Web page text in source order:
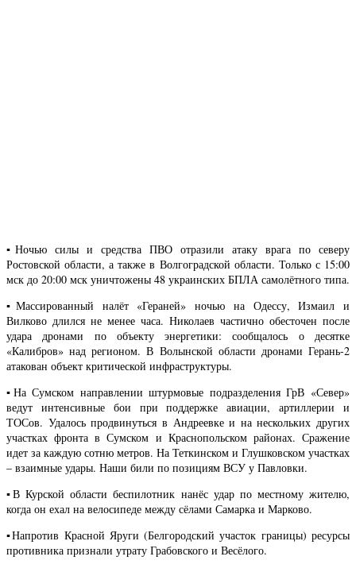
▪️Ночью силы и средства ПВО отразили атаку врага по северу
Ростовской области, а также в Волгоградской области. Только с 15:00
мск до 20:00 мск уничтожены 48 украинских БПЛА самолётного типа.
▪️Массированный налёт «Гераней» ночью на Одессу, Измаил и
Вилково длился не менее часа. Николаев частично обесточен после
удара дронами по объекту энергетики: сообщалось о десятке
«Калибров» над регионом. В Волынской области дронами Герань-2
атакован объект критической инфраструктуры.
▪️На Сумском направлении штурмовые подразделения ГрВ «Север»
ведут интенсивные бои при поддержке авиации, артиллерии и
ТОСов. Удалось продвинуться в Андреевке и на нескольких других
участках фронта в Сумском и Краснопольском районах. Сражение
идет за каждую сотню метров. На Теткинском и Глушковском участках
– взаимные удары. Наши били по позициям ВСУ у Павловки.
▪️В Курской области беспилотник нанёс удар по местному жителю,
когда он ехал на велосипеде между сёлами Самарка и Марково.
▪️Напротив Красной Яруги (Белгородский участок границы) ресурсы
противника признали утрату Грабовского и Весёлого.